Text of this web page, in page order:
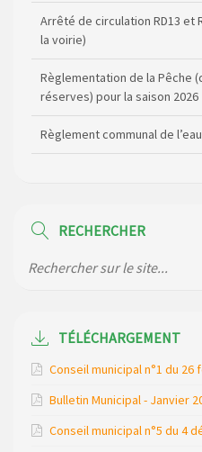
Arrêté de circulation RD13 et
la voirie)
Règlementation de la Pêche
réserves) pour la saison 2026
Règlement communal de l’eau
de la gendarmerie
Modification de gestion du
bungalows bois, ses chalets
Loubaresse le vendredi 20
RECHERCHER
TÉLÉCHARGEMENT
Conseil municipal n°1 du 26
Bulletin Municipal - Janvier
Conseil municipal n°5 du 4